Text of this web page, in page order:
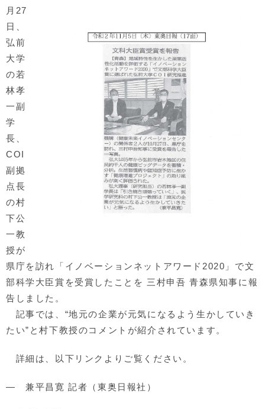
月27
日、
弘前
大学
の若
林孝
一副
学
長、
COI
副拠
点長
の村
下公
一教
授が
県庁を訪れ「イノベーションネットアワード2020」で文
部科学大臣賞を受賞したことを 三村申吾 青森県知事に報
告しました。
記事では、“地元の企業が元気になるよう生かしていき
たい”と村下教授のコメントが紹介されています。
詳細は、以下リンクよりご覧ください。
― 兼平昌寛 記者（東奥日報社）